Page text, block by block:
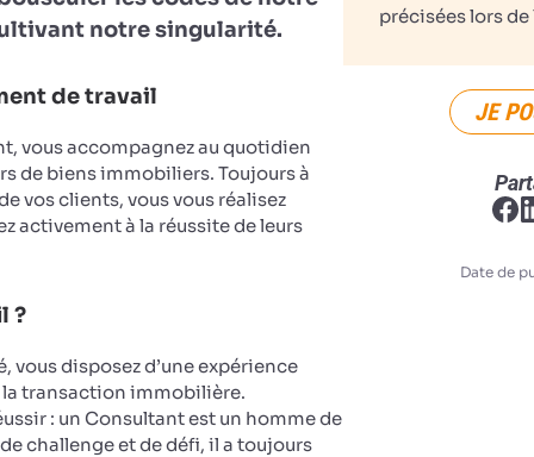
notre singularité.
de travail
vous accompagnez au quotidien
de biens immobiliers. Toujours à
vos clients, vous vous réalisez
activement à la réussite de leurs
?
disposez d’une expérience
la transaction immobilière.
: un Consultant est un homme de
challenge et de défi, il a toujours
précisées lors de
JE
Date de